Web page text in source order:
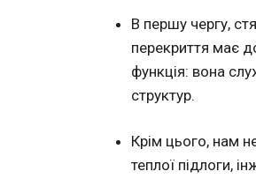
В першу чергу,
перекриття має
функція: вона
структур.
Крім цього, нам
теплої підлоги,